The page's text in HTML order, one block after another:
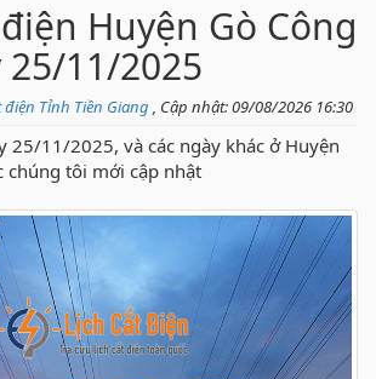
Huyện Gò Công
25/11/2025
điện Tỉnh Tiền Giang , Cập nhật: 09/08/2026 16:30
25/11/2025, và các ngày khác ở Huyện
chúng tôi mới cập nhật